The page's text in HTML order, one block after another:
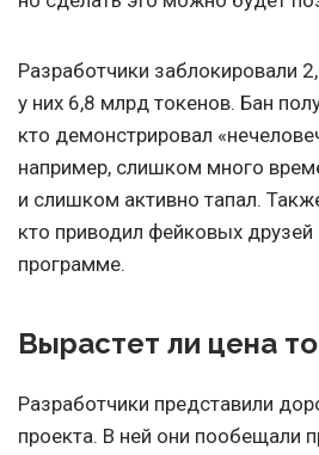
Разработчики заблокировали
у них 6,8 млрд токенов. Бан
кто демонстрировал
например, слишком много
и слишком активно тапал.
кто приводил фейковых
программе.
Вырастет ли цена
Разработчики представили
проекта. В ней они пообещали